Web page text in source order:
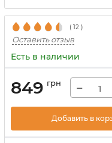
( 12 )
Оставить отзыв
Есть в наличии
849 грн −
Добавить в